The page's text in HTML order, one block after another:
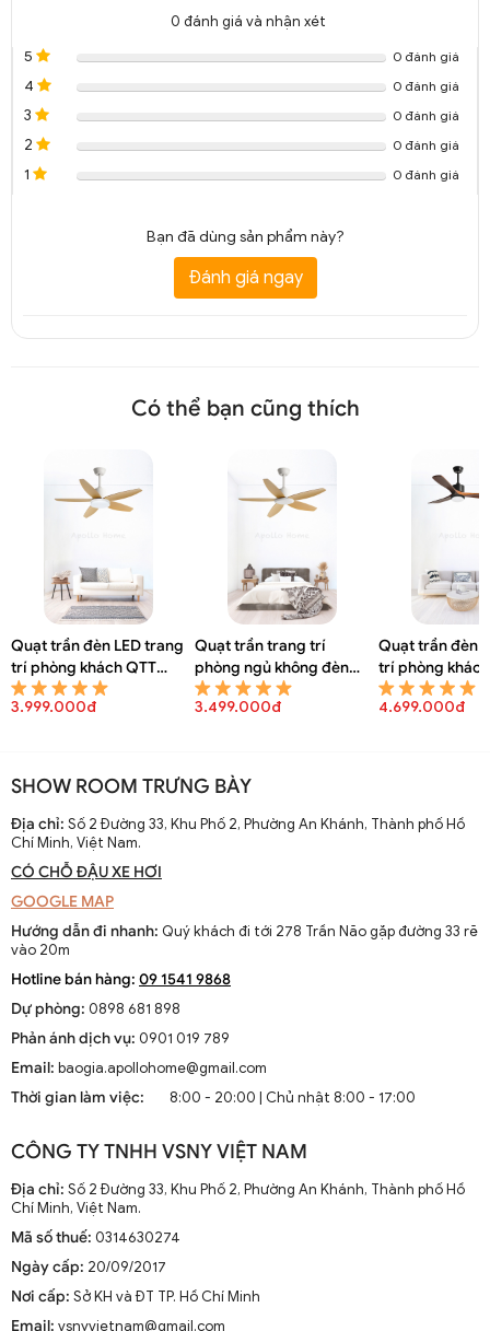
0 đánh giá và nhận xét
5
0 đánh giá
4 0 đánh giá
3 0 đánh giá
2 0 đánh giá
1 0 đánh giá
Bạn đã dùng sản phẩm này?
Đánh giá ngay
Có thể bạn cũng thích
Quạt trần đèn LED trang
trí phòng khách QTT
8150A
3.999.000đ
Quạt trần trang trí
phòng ngủ không đèn
QTT 8148A
3.499.000đ
Quạt trần đèn
trí phòng
8146A
4.699.000đ
SHOW ROOM TRƯNG BÀY
Địa chỉ: Số 2 Đường 33, Khu Phố 2, Phường An Khánh, Thành phố Hồ
Chí Minh, Việt Nam.
CÓ CHỖ ĐẬU XE HƠI
GOOGLE MAP
Hướng dẫn đi nhanh: Quý khách đi tới 278 Trần Não gặp đường 33 rẽ
vào 20m
Hotline bán hàng: 09 1541 9868
Dự phòng: 0898 681 898
Phản ánh dịch vụ: 0901 019 789
Email: baogia.apollohome@gmail.com
Thời gian làm việc:
8:00 - 20:00 | Chủ nhật 8:00 - 17:00
CÔNG TY TNHH VSNY VIỆT NAM
Địa chỉ: Số 2 Đường 33, Khu Phố 2, Phường An Khánh, Thành phố Hồ
Chí Minh, Việt Nam.
Mã số thuế: 0314630274
Ngày cấp: 20/09/2017
Nơi cấp: Sở KH và ĐT TP. Hồ Chí Minh
Email: vsnyvietnam@gmail.com